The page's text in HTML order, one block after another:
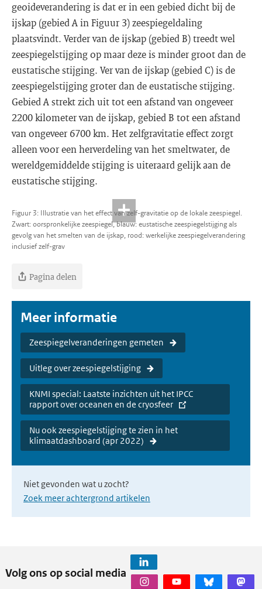
geoideverandering is dat er in een gebied dicht bij de
ijskap (gebied A in Figuur 3) zeespiegeldaling
plaatsvindt. Verder van de ijskap (gebied B) treedt wel
zeespiegelstijging op maar deze is minder groot dan de
eustatische stijging. Ver van de ijskap (gebied C) is de
zeespiegelstijging groter dan de eustatische stijging.
Gebied A strekt zich uit tot een afstand van ongeveer
2200 kilometer van de ijskap, gebied B tot een afstand
van ongeveer 6700 km. Het zelfgravitatie effect zorgt
alleen voor een herverdeling van het smeltwater, de
wereldgemiddelde stijging is uiteraard gelijk aan de
eustatische stijging.
Figuur 3: Illustratie van het effect van zelf-gravitatie op de lokale zeespiegel.
Zwart: oorspronkelijke zeespiegel, blauw: eustatische zeespiegelstijging als
gevolg van het smelten van de ijskap, rood: werkelijke zeespiegelverandering
inclusief zelf-grav
Pagina delen
Meer informatie
Zeespiegelveranderingen gemeten
Uitleg over zeespiegelstijging
KNMI special: Laatste inzichten uit het IPCC
rapport over oceanen en de cryosfeer
Nu ook zeespiegelstijging te zien in het
klimaatdashboard (apr 2022)
Niet gevonden wat u zocht?
Zoek meer achtergrond artikelen
Volg ons op social media